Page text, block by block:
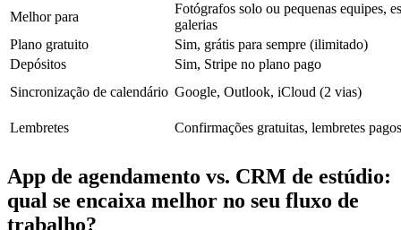
Melhor para
Fotógrafos solo ou pequenas equipes,
galerias
Plano gratuito
Sim, grátis para sempre (ilimitado)
Depósitos
Sim, Stripe no plano pago
Sincronização de calendário Google, Outlook, iCloud (2 vias)
Lembretes Confirmações gratuitas, lembretes pagos
App de agendamento vs. CRM de estúdio:
qual se encaixa melhor no seu fluxo de
trabalho?